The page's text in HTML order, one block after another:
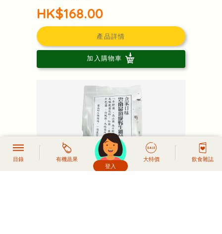
HK$168.00
產品詳情
加入購物車
目錄
有機蔬果
登入
頭像生成器: 快樂家庭網上店
大特價 飲食雜誌